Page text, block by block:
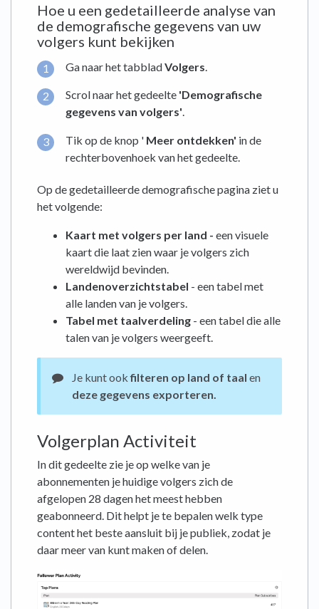
Hoe u een gedetailleerde analyse van
de demografische gegevens van uw
volgers kunt bekijken
Ga naar het tabbladVolgers
Scrol naar het gedeelte 'Demografische
gegevens van volgers'.
Tik op de knop ' Meer ontdekken' in de
rechterbovenhoek van het gedeelte.
Op de gedetailleerde demografische pagina ziet u
het volgende:
Kaart met volgers per land - een visuele
kaart die laat zien waar je volgers zich
wereldwijd bevinden.
Landenoverzichtstabel - een tabel met
alle landen van je volgers.
Tabel met taalverdeling - een tabel die alle
talen van je volgers weergeeft.
Je kunt ookfilteren op land of taal en
deze gegevens exporteren.
Volgerplan Activiteit
In dit gedeelte zie je op welke van je
abonnementen je huidige volgers zich de
afgelopen 28 dagen het meest hebben
geabonneerd. Dit helpt je te bepalen welk type
content het beste aansluit bij je publiek, zodat je
daar meer van kunt maken of delen.